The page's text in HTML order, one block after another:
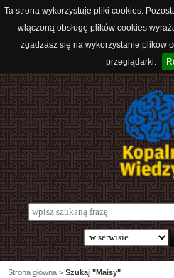
Ta strona wykorzystuje pliki cookies.
włączoną obsługę plików cookies
zgadzasz się na wykorzystanie plików
przeglądarki.
Strona główna > Szukaj "Maisy"